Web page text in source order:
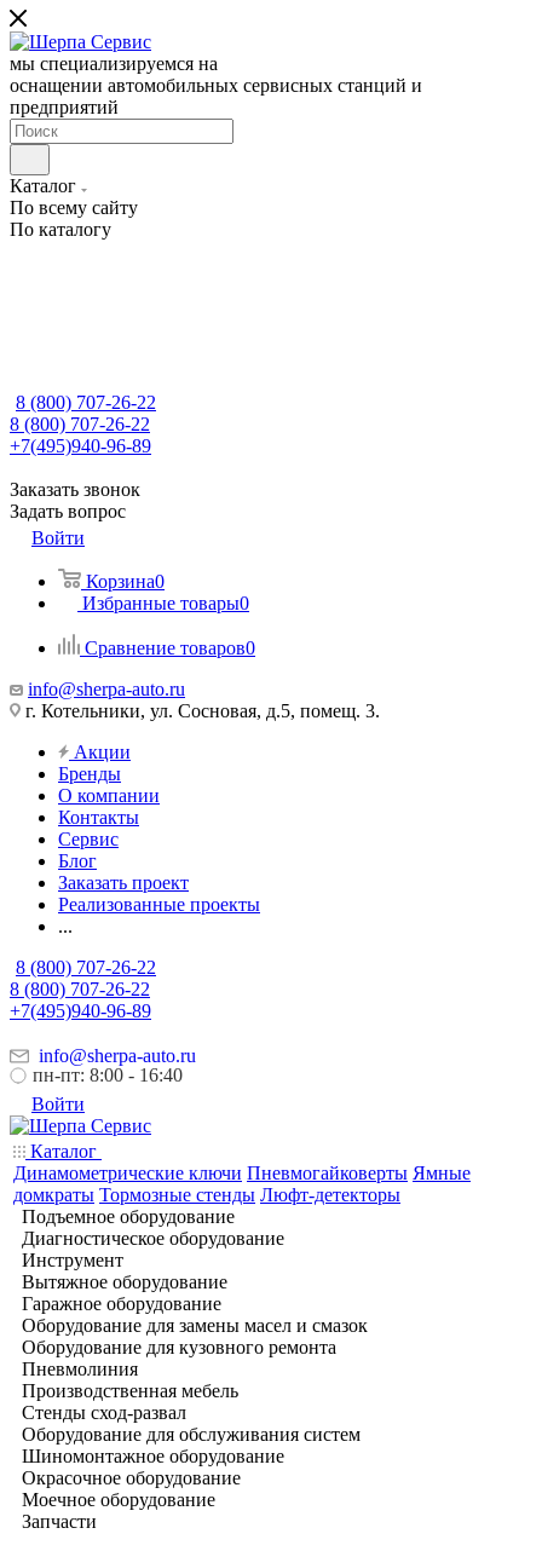
мы специализируемся на
оснащении автомобильных сервисных станций и
предприятий
Каталог
По всему сайту
По каталогу
8 (800) 707-26-22
8 (800) 707-26-22
+7(495)940-96-89
Заказать звонок
Задать вопрос
Войти
Корзина0
Избранные товары0
Сравнение товаров0
info@sherpa-auto.ru
г. Котельники, ул. Сосновая, д.5, помещ. 3.
Акции
Бренды
О компании
Контакты
Сервис
Блог
Заказать проект
Реализованные проекты
...
8 (800) 707-26-22
8 (800) 707-26-22
+7(495)940-96-89
info@sherpa-auto.ru
пн-пт: 8:00 - 16:40
Войти
Каталог
Динамометрические ключи Пневмогайковерты Ямные
домкраты Тормозные стенды Люфт-детекторы
Подъемное оборудование
Диагностическое оборудование
Инструмент
Вытяжное оборудование
Гаражное оборудование
Оборудование для замены масел и смазок
Оборудование для кузовного ремонта
Пневмолиния
Производственная мебель
Стенды сход-развал
Оборудование для обслуживания систем
Шиномонтажное оборудование
Окрасочное оборудование
Моечное оборудование
Запчасти